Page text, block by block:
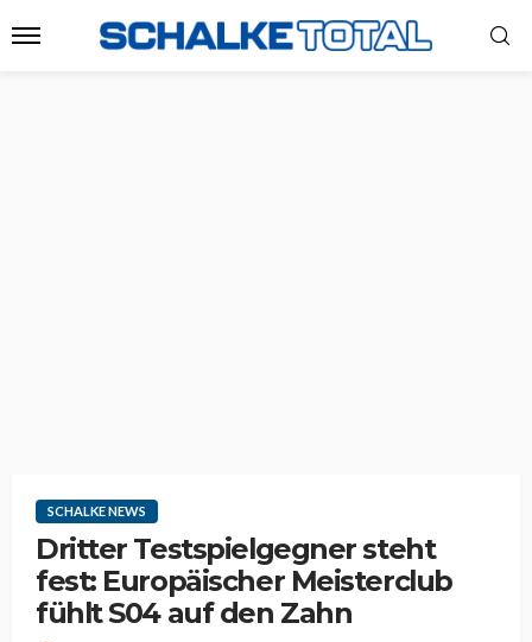
SCHALKE NEWS
Dritter Testspielgegner steht
fest: Europäischer Meisterclub
fühlt S04 auf den Zahn